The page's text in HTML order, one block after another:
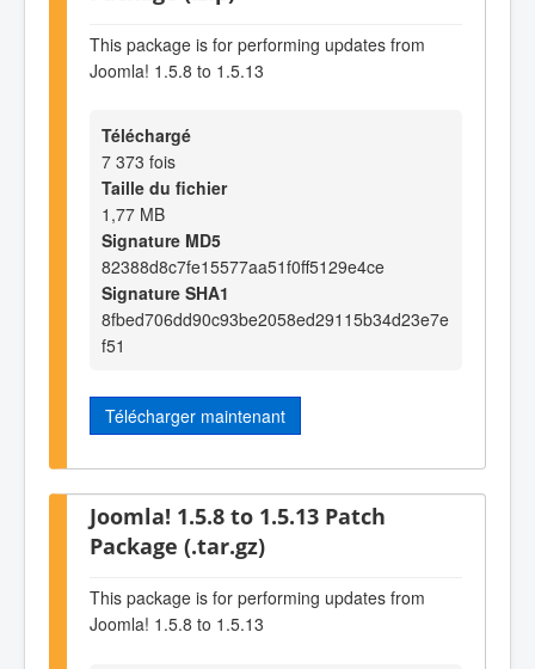
This package is for performing updates from
Joomla! 1.5.8 to 1.5.13
Téléchargé
7 373 fois
Taille du fichier
1,77 MB
Signature MD5
82388d8c7fe15577aa51f0ff5129e4ce
Signature SHA1
8fbed706dd90c93be2058ed29115b34d23e7e
f51
Télécharger maintenant
Joomla! 1.5.8 to 1.5.13 Patch
Package (.tar.gz)
This package is for performing updates from
Joomla! 1.5.8 to 1.5.13